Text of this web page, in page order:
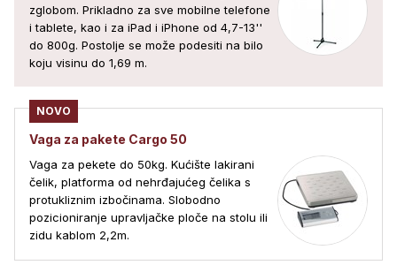
zglobom. Prikladno za sve mobilne telefone
i tablete, kao i za iPad i iPhone od 4,7-13''
do 800g. Postolje se može podesiti na bilo
koju visinu do 1,69 m.
NOVO
Vaga za pakete Cargo 50
Vaga za pekete do 50kg. Kućište lakirani
čelik, platforma od nehrđajućeg čelika s
protukliznim izbočinama. Slobodno
pozicioniranje upravljačke ploče na stolu ili
zidu kablom 2,2m.